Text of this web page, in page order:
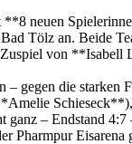
neuen
Tölz an. Beide
von
– gegen die
ganz – Endstand
Pharmpur